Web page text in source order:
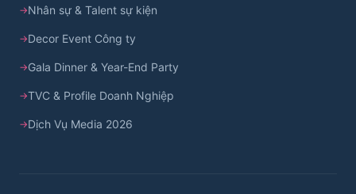
Nhân sự & Talent sự kiện
Decor Event Công ty
Gala Dinner & Year-End Party
TVC & Profile Doanh Nghiệp
Dịch Vụ Media 2026